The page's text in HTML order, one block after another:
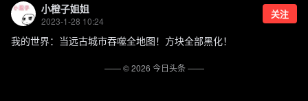
小橙子姐姐
2023-1-28 10:24
关注
我的世界：当远古城市吞噬全地图！方块全部黑化！
—— ©2026 今日头条——